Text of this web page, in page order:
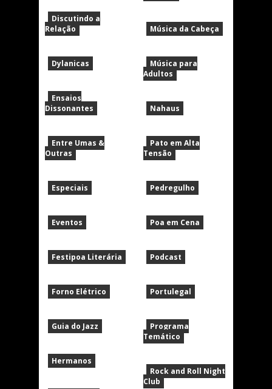
Discutindo a
Relação
Dylanicas
Ensaios
Dissonantes
Entre Umas &
Outras
Especiais
Eventos
Festipoa Literária
Forno Elétrico
Guia do Jazz
Hermanos
Música da Cabeça
Música para
Adultos
Nahaus
Pato em Alta
Tensão
Pedregulho
Poa em Cena
Podcast
Portulegal
Programa
Temático
Rock and Roll Night
Club